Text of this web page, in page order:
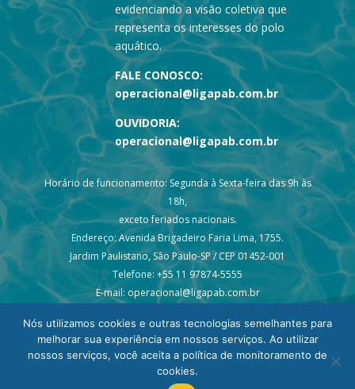
evidenciando a visão coletiva que
representa os interesses do polo
aquático.
FALE CONOSCO:
operacional@ligapab.com.br
OUVIDORIA:
operacional@ligapab.com.br
Horário de funcionamento: Segunda à Sexta-feira das 9h às
18h,
exceto feriados nacionais.
Endereço: Avenida Brigadeiro Faria Lima, 1755.
Jardim Paulistano, São Paulo-SP / CEP 01452-001
Telefone: +55 11 97874-5555
E-mail: operacional@ligapab.com.br
© 2024 todos os direitos reservados – Liga PAB
Nós utilizamos cookies e outras tecnologias semelhantes para
melhorar sua experiência em nossos serviços. Ao utilizar
nossos serviços, você aceita a política de monitoramento de
cookies.